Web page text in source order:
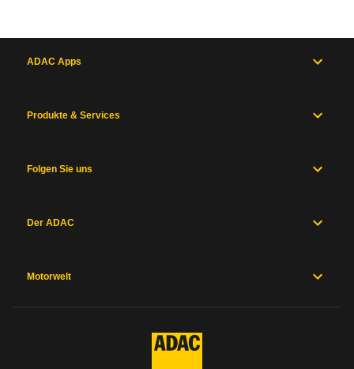
ADAC Apps
Produkte & Services
Folgen Sie uns
Der ADAC
Motorwelt